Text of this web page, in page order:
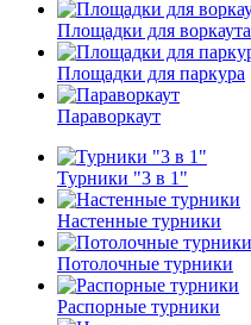
Площадки для воркаута
Площадки для паркура
Параворкаут
Турники "3 в 1"
Настенные турники
Потолочные турники
Распорные турники